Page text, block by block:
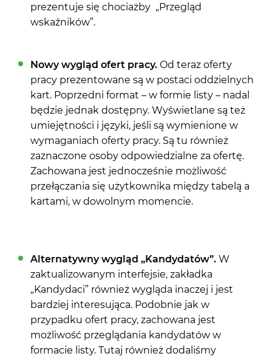
prezentuje się chociażby „Przegląd
wskaźników”.
Nowywygląd ofert pracy. Od teraz oferty
pracy prezentowane są w postaci oddzielnych
kart. Poprzedni format – w formie listy – nadal
będzie jednak dostępny. Wyświetlane są też
umiejętności i języki, jeśli są wymienione w
wymaganiach oferty pracy. Są tu również
zaznaczone osoby odpowiedzialne za ofertę.
Zachowana jest jednocześnie możliwość
przełączania się użytkownika między tabelą a
kartami, w dowolnym momencie.
Alternatywny wygląd „Kandydatów”. W
zaktualizowanym interfejsie, zakładka
„Kandydaci” również wygląda inaczej i jest
bardziej interesująca. Podobnie jak w
przypadku ofert pracy, zachowana jest
możliwość przeglądania kandydatów w
formacie listy. Tutaj również dodaliśmy